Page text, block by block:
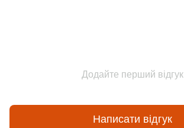
Додайте перший відгук
Написати відгук